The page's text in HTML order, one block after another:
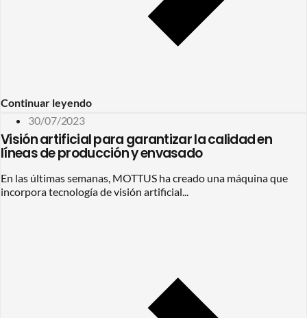
Continuar leyendo
30/07/2023
Visión artificial para garantizar la calidad en
líneas de producción y envasado
En las últimas semanas, MOTTUS ha creado una máquina que
incorpora tecnología de visión artificial...